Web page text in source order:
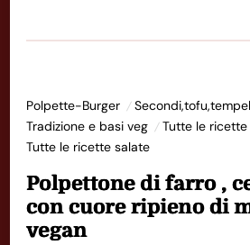
Polpette-Burger
Tradizione e basi veg
Tutte le ricette
Tutte le ricette salate
Polpettone di farro ,
con cuore ripieno di
vegan